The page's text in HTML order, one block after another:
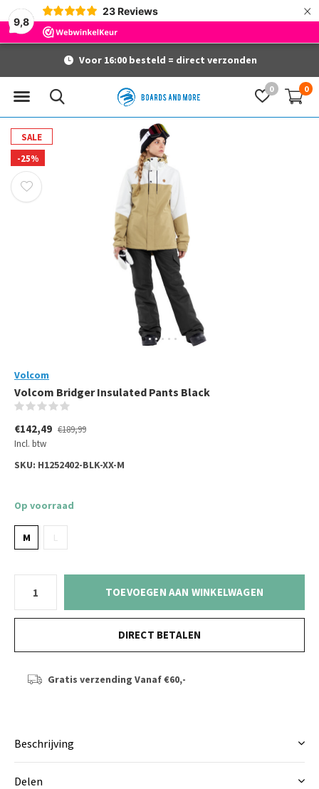
9,8
23 Reviews ×
0 0
Voor 16:00 besteld = direct verzonden
SALE
-25%
Volcom
Volcom Bridger Insulated Pants Black
€142,49 €189,99
Incl. btw
SKU: H1252402-BLK-XX-M
Op voorraad
M L
TOEVOEGEN AAN WINKELWAGEN
DIRECT BETALEN
Gratis verzending Vanaf €60,-
Beschrijving
Delen